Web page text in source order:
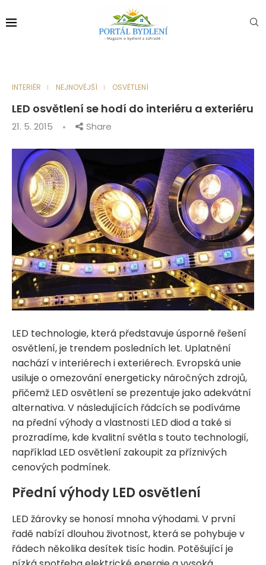
INTERIÉR NEJNOVĚJŠÍ OSVĚTLENÍ
LED osvětlení se hodí do interiéru a exteriéru
21. 5. 2015 Share
LED technologie, která představuje úsporné řešení
osvětlení, je trendem posledních let. Uplatnění
nachází v interiérech i exteriérech. Evropská unie
usiluje o omezování energeticky náročných zdrojů,
přičemž LED osvětlení se prezentuje jako adekvátní
alternativa. V následujících řádcích se podíváme
na přední výhody a vlastnosti LED diod a také si
prozradíme, kde kvalitní světla s touto technologií,
například LED osvětlení zakoupit za příznivých
cenových podmínek.
Přední výhody LED osvětlení
LED žárovky se honosí mnoha výhodami. V první
řadě nabízí dlouhou životnost, která se pohybuje v
řádech několika desítek tisíc hodin. Potěšující je